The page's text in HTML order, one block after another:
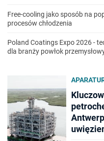
Free-cooling jako sposób na
procesów chłodzenia
Poland Coatings Expo 2026 -
dla branży powłok